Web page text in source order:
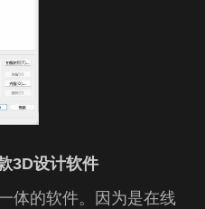
3D设计软件
体的软件。因为是在线